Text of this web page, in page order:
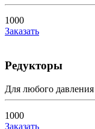
1000
Заказать
Редукторы
Для любого давления
1000
Заказать